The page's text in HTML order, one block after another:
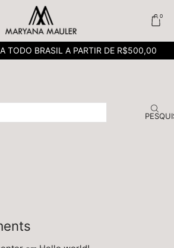
0
TODO BRASIL A PARTIR DE R$500,00